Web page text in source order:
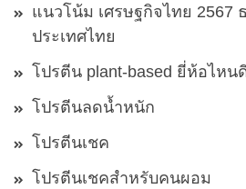
แนวโน้ม เศรษฐกิจไทย 2567
ประเทศไทย
โปรตีน plant-based ยี่ห้อไหน
โปรตีนลดน้ำหนัก
โปรตีนเชค
โปรตีนเชคสำหรับคนผอม